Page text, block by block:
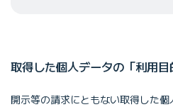
取得した個人データの「利用目
開示等の請求にともない取得した